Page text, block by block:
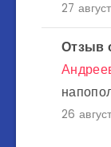
27
Отзыв
26